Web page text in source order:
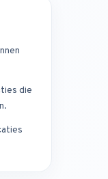
die